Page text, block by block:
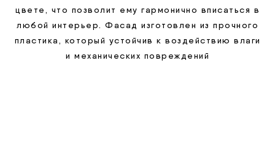
цвете, что позволит ему гармонично вписаться в
любой интерьер. Фасад изготовлен из прочного
пластика, который устойчив к воздействию влаги
и механических повреждений